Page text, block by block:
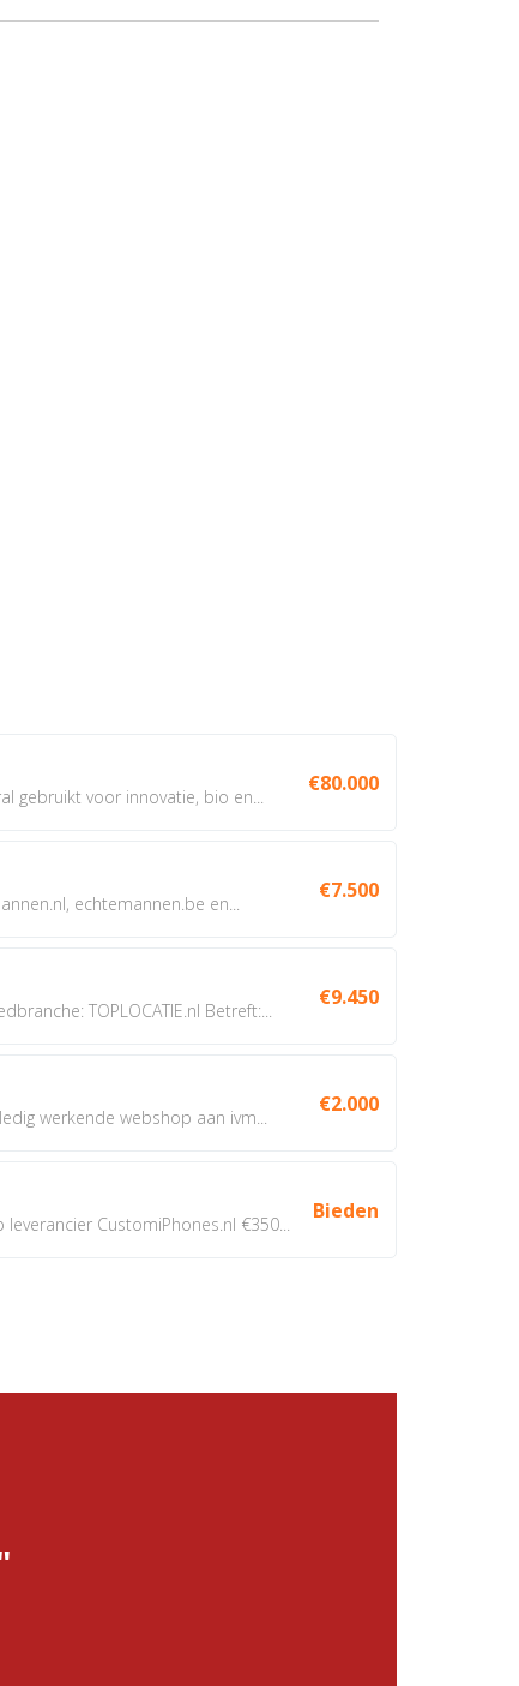
gebruikt voor innovatie, bio en...
€80.000
echtemannen.be en...
€7.500
TOPLOCATIE.nl Betreft:...
€9.450
werkende webshop aan ivm...
€2.000
CustomiPhones.nl €350...
Bieden